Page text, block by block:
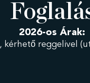
2026-os Árak:
, kérhető reggelivel